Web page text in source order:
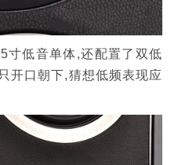
寸低音单体,还配置了双低
开口朝下,猜想低频表现应